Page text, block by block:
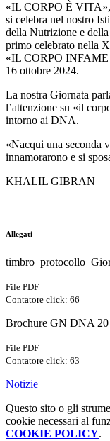
«IL CORPO È
si celebra nel nostro
della Nutrizione e
primo celebrato nella
«IL CORPO
16 ottobre 2024.
La nostra Giornata
l’attenzione su «il
intorno ai DNA.
«Nacqui una seconda
innamorarono e si
KHALIL GIBRAN
Allegati
File PDF
Contatore click: 66
Brochure GN DNA 20
File PDF
Contatore click: 63
Notizie
Questo sito o gli
cookie necessari al
COOKIE POLICY.